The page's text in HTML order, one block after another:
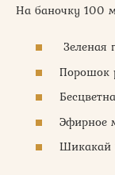
На баночку 100
Зеленая
Порошок
Эфирное
Шикакай